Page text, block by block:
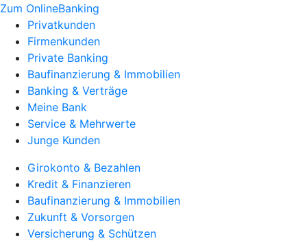
Zum OnlineBanking
Privatkunden
Firmenkunden
Private Banking
Baufinanzierung & Immobilien
Banking & Verträge
Meine Bank
Service & Mehrwerte
Junge Kunden
Girokonto & Bezahlen
Kredit & Finanzieren
Baufinanzierung & Immobilien
Zukunft & Vorsorgen
Versicherung & Schützen